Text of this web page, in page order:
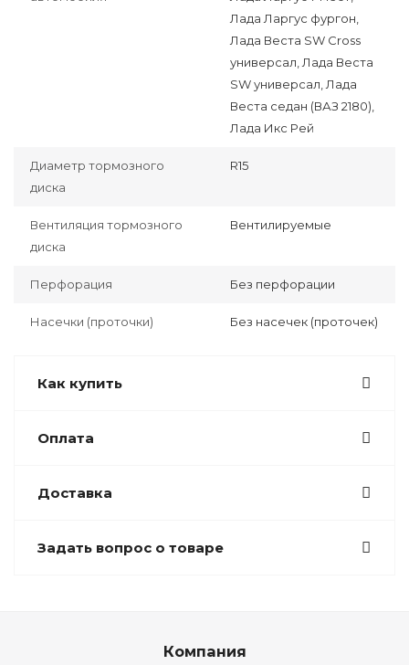
Лада Ларгус фургон,
Лада Веста SW Cross
универсал, Лада Веста
SW универсал, Лада
Веста седан (ВАЗ 2180),
Лада Икс Рей
Диаметр тормозного
диска
R15
Вентиляция тормозного
диска
Вентилируемые
Перфорация Без перфорации
Насечки (проточки) Без насечек (проточек)
Как купить
Оплата
Доставка
Задать вопрос о товаре
Компания